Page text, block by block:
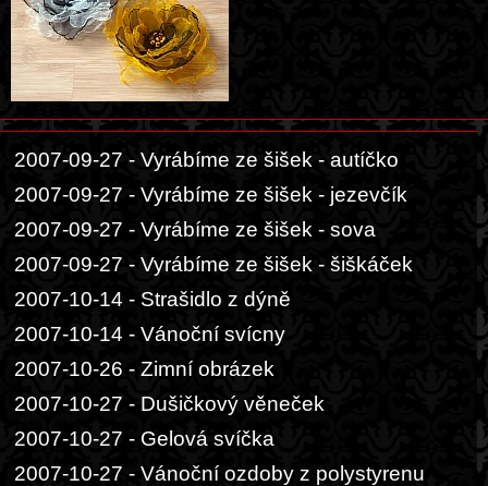
2007-09-27 - Vyrábíme ze šišek - autíčko
2007-09-27 - Vyrábíme ze šišek - jezevčík
2007-09-27 - Vyrábíme ze šišek - sova
2007-09-27 - Vyrábíme ze šišek - šiškáček
2007-10-14 - Strašidlo z dýně
2007-10-14 - Vánoční svícny
2007-10-26 - Zimní obrázek
2007-10-27 - Dušičkový věneček
2007-10-27 - Gelová svíčka
2007-10-27 - Vánoční ozdoby z polystyrenu